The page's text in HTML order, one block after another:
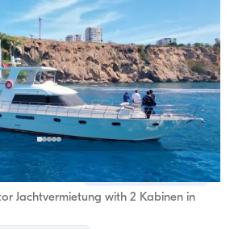
5.0 Bewertung )
Jachtvermietung with 2 Kabinen in